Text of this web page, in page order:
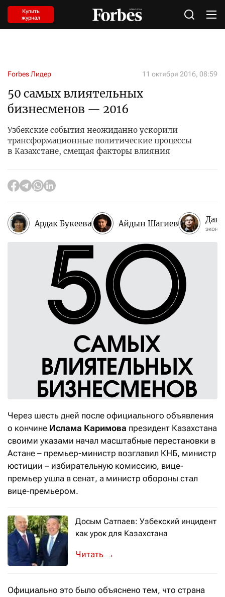
Купить
журнал
Forbes Лидер 11 октября 2016, 08:59
50 самых влиятельных
бизнесменов — 2016
Узбекские события неожиданно ускорили
трансформационные политические процессы
в Казахстане, смещая факторы влияния
Ардак Букеева Айдын Шагиев
Через шесть дней после официального объявления
о кончине Ислама Каримова президент Казахстана
своими указами начал масштабные перестановки в
Астане – премьер-министр возглавил КНБ, министр
юстиции – избирательную комиссию, вице-
премьер ушла в сенат, а министр обороны стал
вице-премьером.
Досым Сатпаев: Узбекский инцидент
как урок для Казахстана
У экономистов есть выражение
→
Официально это было объяснено тем, что страна